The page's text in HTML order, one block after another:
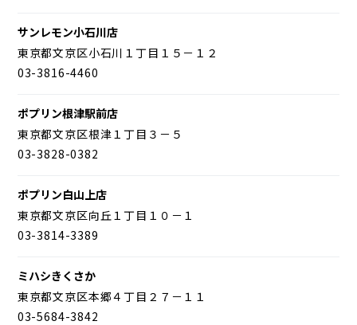
サンレモン小石川店
東京都文京区小石川１丁目１５－１２
03-3816-4460
ポプリン根津駅前店
東京都文京区根津１丁目３－５
03-3828-0382
ポプリン白山上店
東京都文京区向丘１丁目１０－１
03-3814-3389
ミハシきくさか
東京都文京区本郷４丁目２７－１１
03-5684-3842